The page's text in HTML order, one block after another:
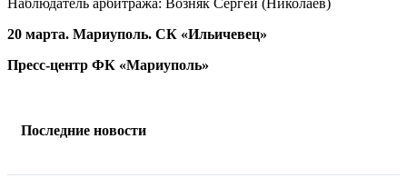
Наблюдатель арбитража: Возняк Сергей (Николаев)
20 марта. Мариуполь. СК «Ильичевец»
Пресс-центр ФК «Мариуполь»
Последние новости